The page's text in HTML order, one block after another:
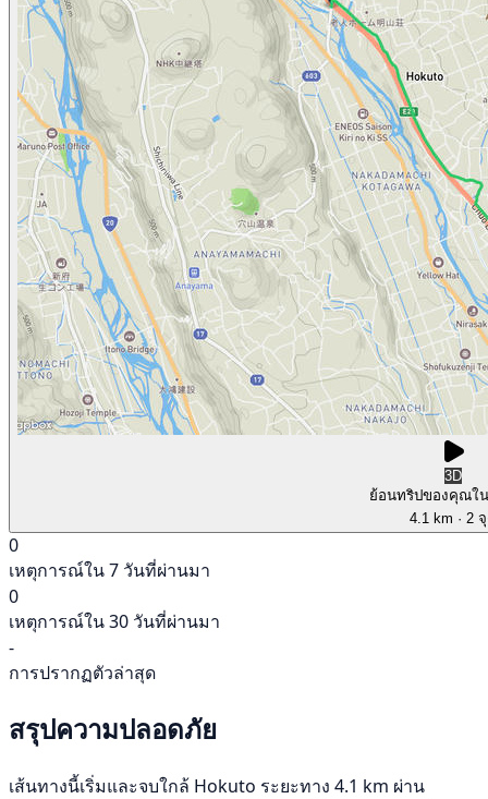
3D
ย้อนทริปของคุณใ
4.1 km · 2
0
เหตุการณ์ใน 7 วันที่ผ่านมา
0
เหตุการณ์ใน 30 วันที่ผ่านมา
-
การปรากฏตัวล่าสุด
สรุปความปลอดภัย
เส้นทางนี้เริ่มและจบใกล้ Hokuto ระยะทาง 4.1 km ผ่าน